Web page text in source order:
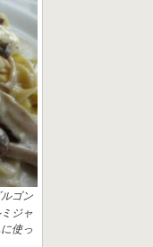
ルゴン
ジャ
使っ